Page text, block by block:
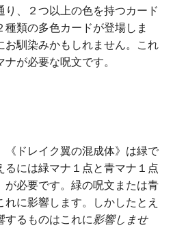
、２つ以上の色を持つカード
種類の多色カードが登場しま
馴染みかもしれません。これ
が必要な呪文です。
ドレイク翼の混成体》は緑で
るには緑マナ１点と青マナ１点
が必要です。緑の呪文または青
に影響します。しかしたとえ
するものはこれに影響しませ